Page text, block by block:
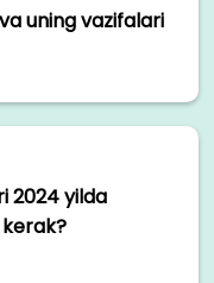
uning vazifalari
2024 yilda